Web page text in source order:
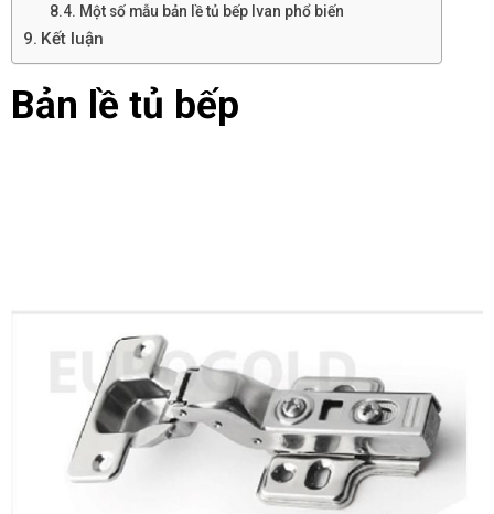
Một số mẫu bản lề tủ bếp Ivan phổ biến
Kết luận
Bản lề tủ bếp